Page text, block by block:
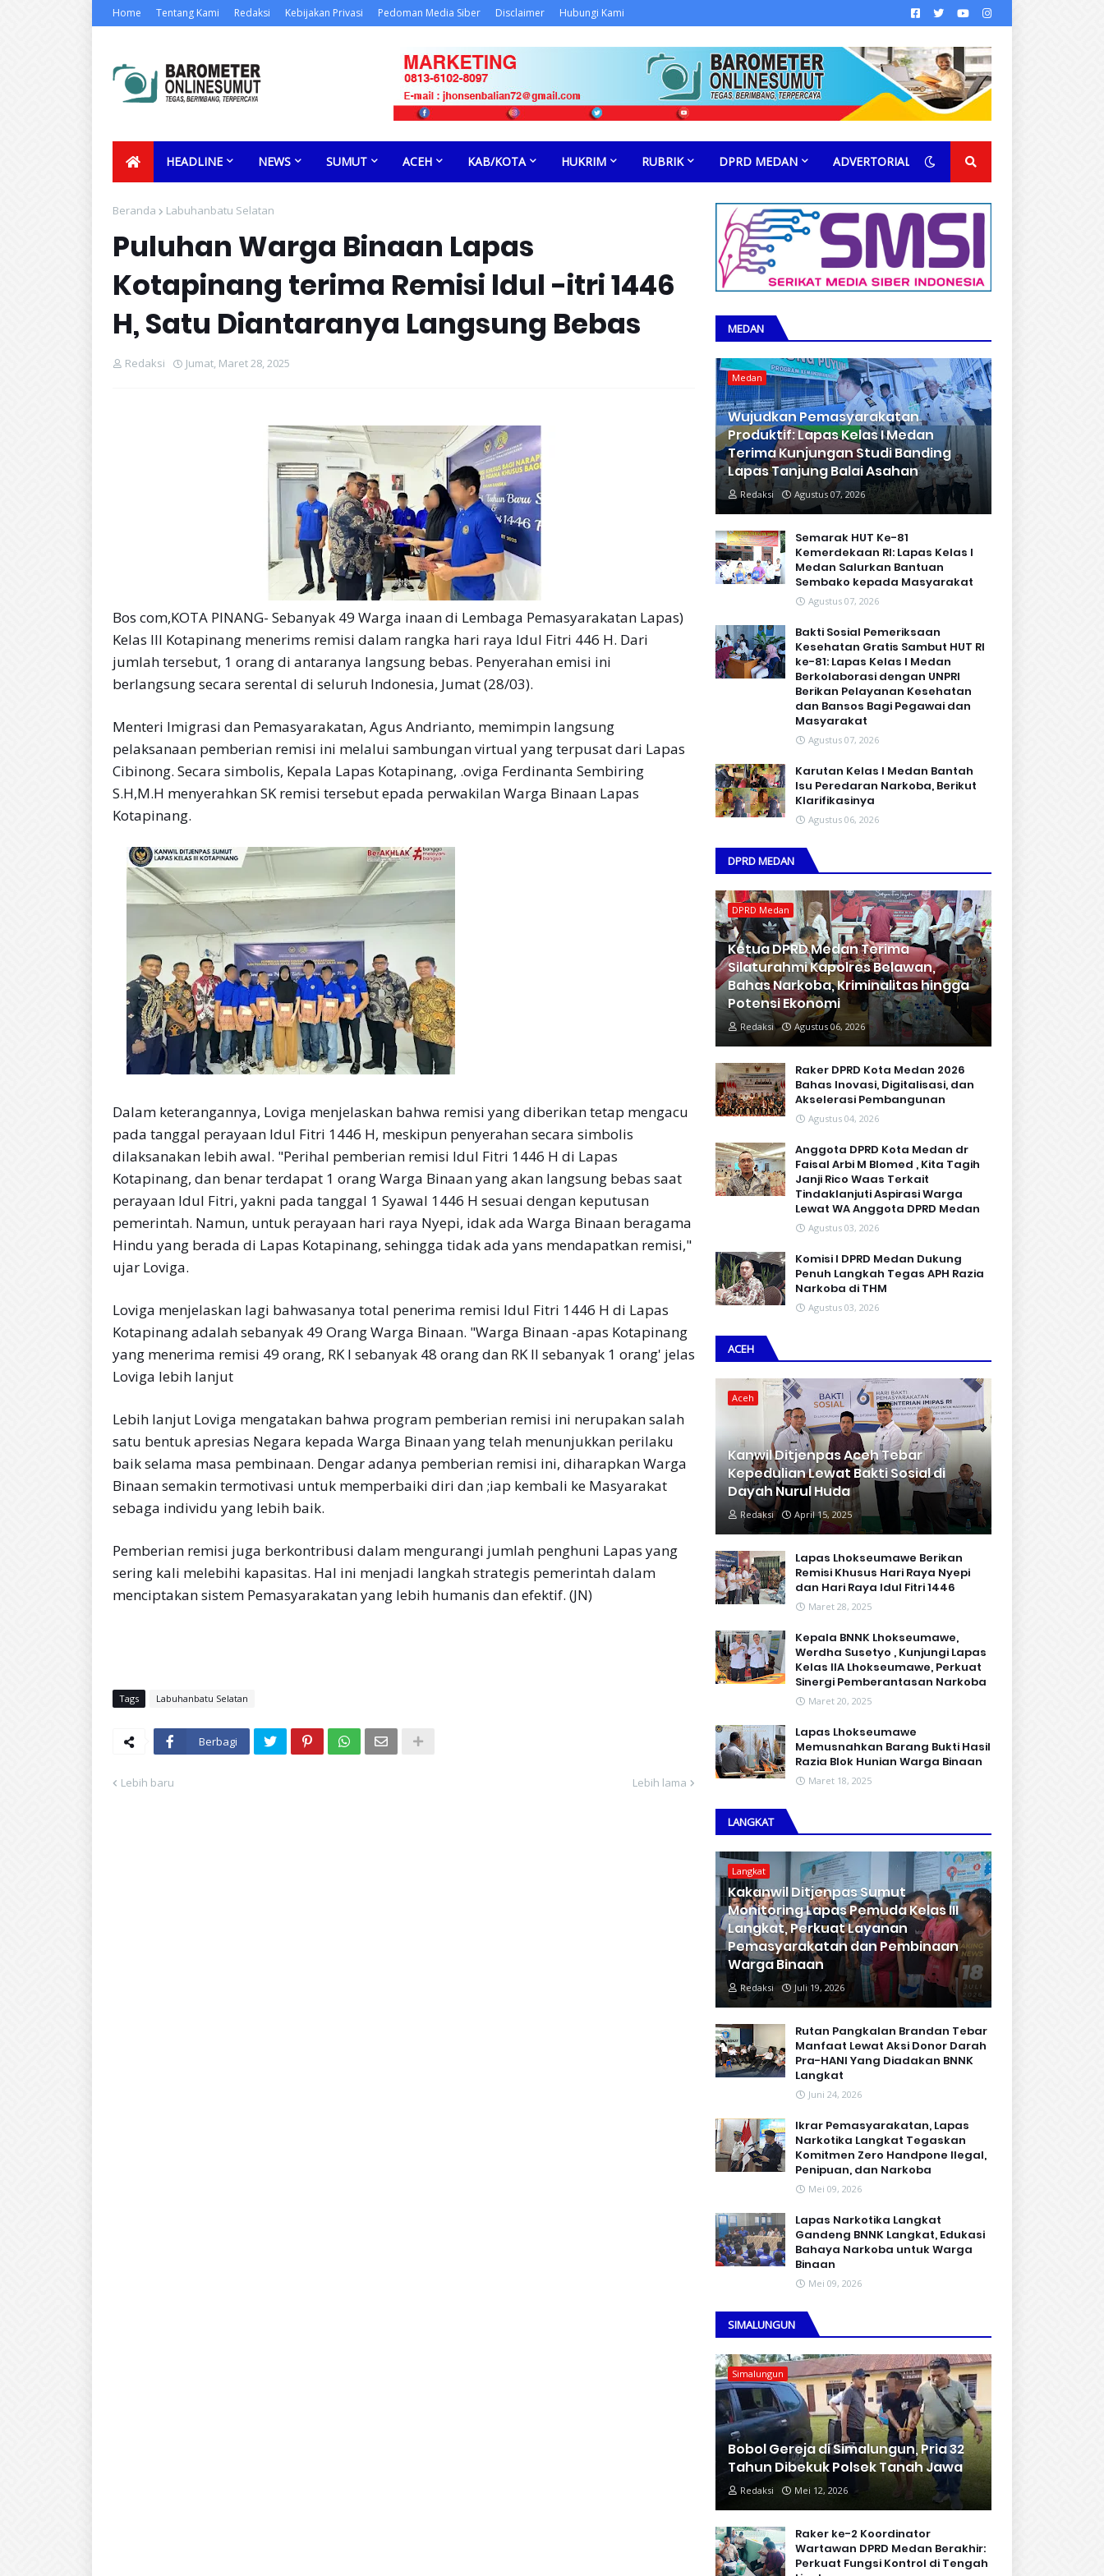
Home Tentang Kami Redaksi Kebijakan Privasi Pedoman Media Siber Disclaimer Hubungi Kami
HEADLINE NEWS SUMUT ACEH KAB/KOTA HUKRIM RUBRIK DPRD MEDAN ADVERTORIAL
Beranda Labuhanbatu Selatan
Puluhan Warga Binaan Lapas
Kotapinang terima Remisi ldul -itri 1446
H, Satu Diantaranya Langsung Bebas
Redaksi Jumat, Maret 28, 2025
Bos com,KOTA PINANG- Sebanyak 49 Warga inaan di Lembaga Pemasyarakatan Lapas)
Kelas Ill Kotapinang menerims remisi dalam rangka hari raya Idul Fitri 446 H. Dari
jumlah tersebut, 1 orang di antaranya langsung bebas. Penyerahan emisi ini
berlangsung secara serental di seluruh Indonesia, Jumat (28/03).
Menteri Imigrasi dan Pemasyarakatan, Agus Andrianto, memimpin langsung
pelaksanaan pemberian remisi ini melalui sambungan virtual yang terpusat dari Lapas
Cibinong. Secara simbolis, Kepala Lapas Kotapinang, .oviga Ferdinanta Sembiring
S.H,M.H menyerahkan SK remisi tersebut epada perwakilan Warga Binaan Lapas
Kotapinang.
Dalam keterangannya, Loviga menjelaskan bahwa remisi yang diberikan tetap mengacu
pada tanggal perayaan Idul Fitri 1446 H, meskipun penyerahan secara simbolis
dilaksanakan lebih awal. "Perihal pemberian remisi Idul Fitri 1446 H di Lapas
Kotapinang, dan benar terdapat 1 orang Warga Binaan yang akan langsung bebas saat
perayaan Idul Fitri, yakni pada tanggal 1 Syawal 1446 H sesuai dengan keputusan
pemerintah. Namun, untuk perayaan hari raya Nyepi, idak ada Warga Binaan beragama
Hindu yang berada di Lapas Kotapinang, sehingga tidak ada yans mendapatkan remisi,"
ujar Loviga.
Loviga menjelaskan lagi bahwasanya total penerima remisi Idul Fitri 1446 H di Lapas
Kotapinang adalah sebanyak 49 Orang Warga Binaan. "Warga Binaan -apas Kotapinang
yang menerima remisi 49 orang, RK I sebanyak 48 orang dan RK II sebanyak 1 orang' jelas
Loviga lebih lanjut
Lebih lanjut Loviga mengatakan bahwa program pemberian remisi ini nerupakan salah
satu bentuk apresias Negara kepada Warga Binaan yang telah menunjukkan perilaku
baik selama masa pembinaan. Dengar adanya pemberian remisi ini, diharapkan Warga
Binaan semakin termotivasi untuk memperbaiki diri dan ;iap kembali ke Masyarakat
sebaga individu yang lebih baik.
Pemberian remisi juga berkontribusi dalam mengurangi jumlah penghuni Lapas yang
sering kali melebihi kapasitas. Hal ini menjadi langkah strategis pemerintah dalam
menciptakan sistem Pemasyarakatan yang lebih humanis dan efektif. (JN)
Tags Labuhanbatu Selatan
Berbagi
Lebih baru Lebih lama
MEDAN
Medan
Wujudkan Pemasyarakatan
Produktif: Lapas Kelas I Medan
Terima Kunjungan Studi Banding
Lapas Tanjung Balai Asahan
Redaksi Agustus 07, 2026
Semarak HUT Ke-81
Kemerdekaan RI: Lapas Kelas I
Medan Salurkan Bantuan
Sembako kepada Masyarakat
Agustus 07, 2026
Bakti Sosial Pemeriksaan
Kesehatan Gratis Sambut HUT RI
ke-81: Lapas Kelas I Medan
Berkolaborasi dengan UNPRI
Berikan Pelayanan Kesehatan
dan Bansos Bagi Pegawai dan
Masyarakat
Agustus 07, 2026
Karutan Kelas I Medan Bantah
Isu Peredaran Narkoba, Berikut
Klarifikasinya
Agustus 06, 2026
DPRD MEDAN
DPRD Medan
Ketua DPRD Medan Terima
Silaturahmi Kapolres Belawan,
Bahas Narkoba, Kriminalitas hingga
Potensi Ekonomi
Redaksi Agustus 06, 2026
Raker DPRD Kota Medan 2026
Bahas Inovasi, Digitalisasi, dan
Akselerasi Pembangunan
Agustus 04, 2026
Anggota DPRD Kota Medan dr
Faisal Arbi M Blomed , Kita Tagih
Janji Rico Waas Terkait
Tindaklanjuti Aspirasi Warga
Lewat WA Anggota DPRD Medan
Agustus 03, 2026
Komisi I DPRD Medan Dukung
Penuh Langkah Tegas APH Razia
Narkoba di THM
Agustus 03, 2026
ACEH
Aceh
Kanwil Ditjenpas Aceh Tebar
Kepedulian Lewat Bakti Sosial di
Dayah Nurul Huda
Redaksi April 15, 2025
Lapas Lhokseumawe Berikan
Remisi Khusus Hari Raya Nyepi
dan Hari Raya Idul Fitri 1446
Maret 28, 2025
Kepala BNNK Lhokseumawe,
Werdha Susetyo , Kunjungi Lapas
Kelas IIA Lhokseumawe, Perkuat
Sinergi Pemberantasan Narkoba
Maret 20, 2025
Lapas Lhokseumawe
Memusnahkan Barang Bukti Hasil
Razia Blok Hunian Warga Binaan
Maret 18, 2025
LANGKAT
Langkat
Kakanwil Ditjenpas Sumut
Monitoring Lapas Pemuda Kelas III
Langkat, Perkuat Layanan
Pemasyarakatan dan Pembinaan
Warga Binaan
Redaksi Juli 19, 2026
Rutan Pangkalan Brandan Tebar
Manfaat Lewat Aksi Donor Darah
Pra-HANI Yang Diadakan BNNK
Langkat
Juni 24, 2026
Ikrar Pemasyarakatan, Lapas
Narkotika Langkat Tegaskan
Komitmen Zero Handpone llegal,
Penipuan, dan Narkoba
Mei 09, 2026
Lapas Narkotika Langkat
Gandeng BNNK Langkat, Edukasi
Bahaya Narkoba untuk Warga
Binaan
Mei 09, 2026
SIMALUNGUN
Simalungun
Bobol Gereja di Simalungun, Pria 32
Tahun Dibekuk Polsek Tanah Jawa
Redaksi Mei 12, 2026
Raker ke-2 Koordinator
Wartawan DPRD Medan Berakhir:
Perkuat Fungsi Kontrol di Tengah